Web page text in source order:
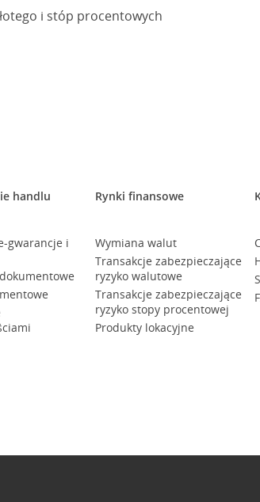
i stóp procentowych
handlu
gwarancje i
Rynki finansowe
Wymiana walut
Transakcje zabezpieczające
ryzyko walutowe
Transakcje zabezpieczające
ryzyko stopy procentowej
Produkty lokacyjne